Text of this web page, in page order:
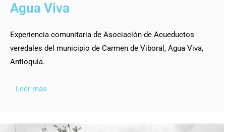
Agua Viva
Experiencia comunitaria de Asociación de Acueductos
veredales del municipio de Carmen de Viboral, Agua Viva,
Antioquia.
Leer más